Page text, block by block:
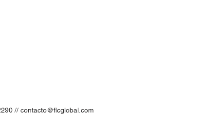
// contacto@flcglobal.com